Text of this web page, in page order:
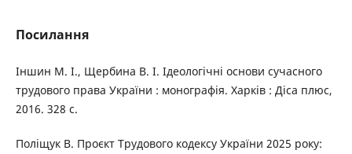
Посилання
Іншин М. І., Щербина В. І. Ідеологічні основи сучасного
трудового права України : монографія. Харків : Діса плюс,
2016. 328 с.
Поліщук В. Проєкт Трудового кодексу України 2025 року: